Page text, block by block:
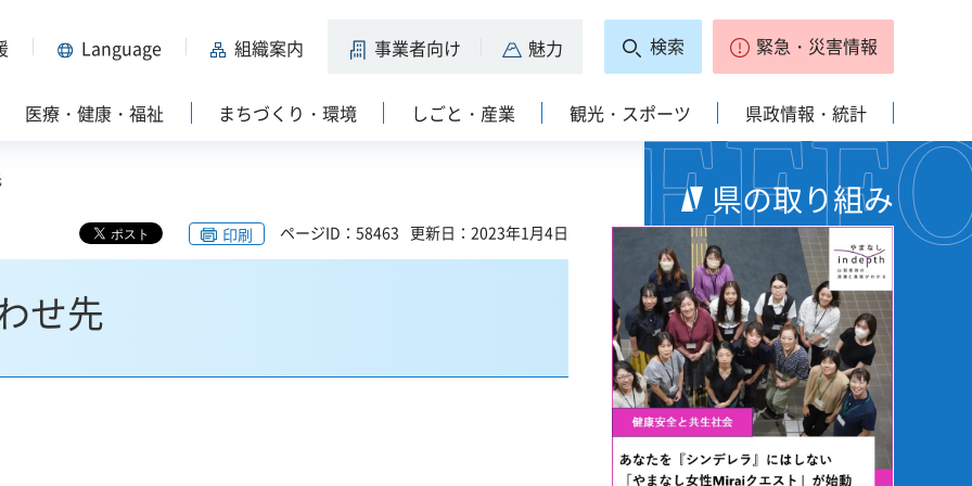
Language 組織案内 事業者向け 魅力 検索 緊急・災害情報
医療・健康・福祉 まちづくり・環境 しごと・産業 観光・スポーツ 県政情報・統計
印刷 ページID：58463 更新日：2023年1月4日
せ先
県の取り組み